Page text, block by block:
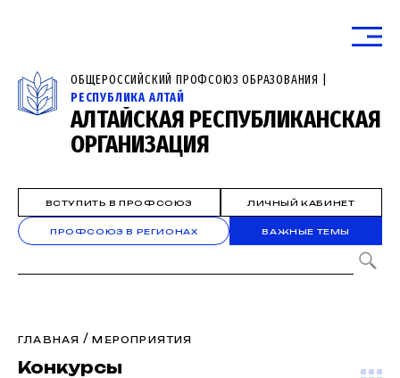
ОБЩЕРОССИЙСКИЙ ПРОФСОЮЗ ОБРАЗОВАНИЯ |
РЕСПУБЛИКА АЛТАЙ
АЛТАЙСКАЯ РЕСПУБЛИКАНСКАЯ
ОРГАНИЗАЦИЯ
ВСТУПИТЬ В ПРОФСОЮЗ ЛИЧНЫЙ КАБИНЕТ
ПРОФСОЮЗ В РЕГИОНАХ ВАЖНЫЕ ТЕМЫ
ГЛАВНАЯ /МЕРОПРИЯТИЯ
Конкурсы